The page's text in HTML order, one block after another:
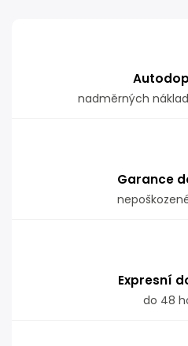
nadměrných
Garance
Expresní
do 48